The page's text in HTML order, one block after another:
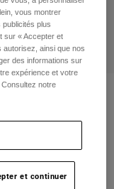
Full Zip
vous montrer
plus
sur « Accepter et
ainsi que nos
des informations sur
expérience et votre
notre
et continuer